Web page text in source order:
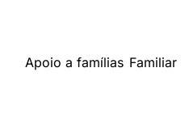
Apoio a famílias Familiar